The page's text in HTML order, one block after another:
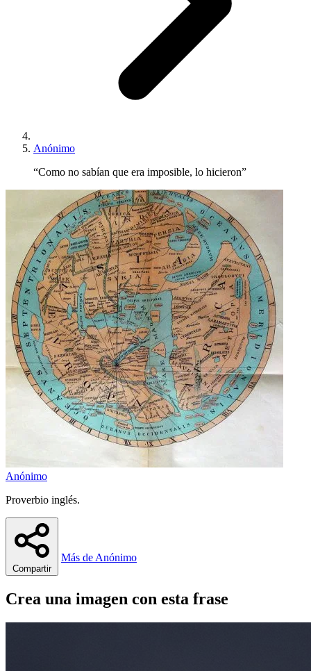
Anónimo
“Como no sabían que era imposible, lo hicieron”
Anónimo
Proverbio inglés.
Compartir
Más de Anónimo
Crea una imagen con esta frase